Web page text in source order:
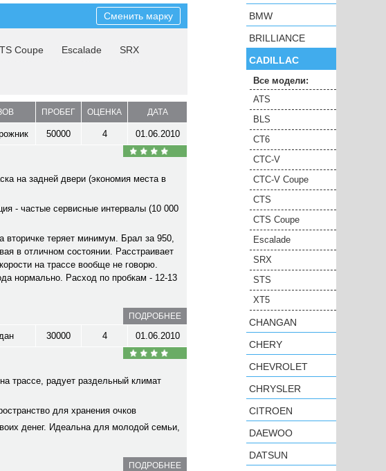
Сменить марку
Coupe Escalade SRX
ПРОБЕГ ОЦЕНКА ДАТА
50000 4 01.06.2010
на задней двери (экономия места в
- частые сервисные интервалы (10 000
вторичке теряет минимум. Брал за 950,
в отличном состоянии. Расстраивает
на трассе вообще не говорю.
нормально. Расход по пробкам - 12-13
ПОДРОБНЕЕ
30000 4 01.06.2010
трассе, радует раздельный климат
для хранения очков
денег. Идеальна для молодой семьи,
ПОДРОБНЕЕ
BMW
BRILLIANCE
CADILLAC
Все модели:
ATS
BLS
CT6
CTC-V
CTC-V Coupe
CTS
CTS Coupe
Escalade
SRX
STS
XT5
CHANGAN
CHERY
CHEVROLET
CHRYSLER
CITROEN
DAEWOO
DATSUN